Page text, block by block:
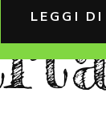
LEGGI